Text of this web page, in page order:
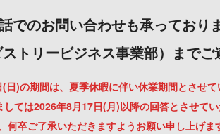
でのお問い合わせも承っており
トリービジネス事業部）まで
)の期間は、夏季休暇に伴い休業期間とさせ
ては2026年8月17日(月)以降の回答とさせて
何卒ご了承いただきますようお願い申し上げま